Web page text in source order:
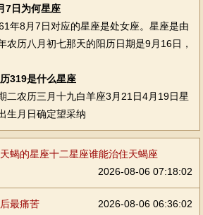
7日为何星座
8月7日对应的星座是处女座。星座是由
农历八月初七那天的阳历日期是9月16日，
319是什么星座
农历三月十九白羊座3月21日4月19日星
生月日确定望采纳
蝎的星座十二星座谁能治住天蝎座
2026-08-06 07:18:02
最痛苦 2026-08-06 06:36:02